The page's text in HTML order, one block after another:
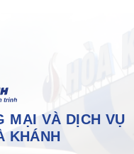
MẠI VÀ DỊCH VỤ
KHÁNH